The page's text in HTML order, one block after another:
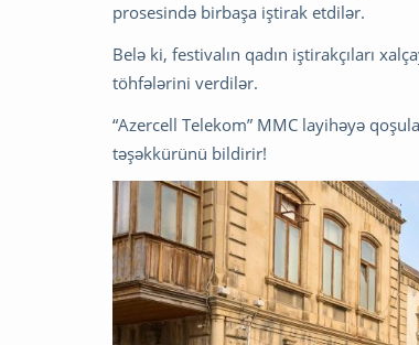
prosesində birbaşa iştirak etdilər.
Belə ki, festivalın qadın iştirakçıları
töhfələrini verdilər.
“Azercell Telekom” MMC layihəyə
təşəkkürünü bildirir!